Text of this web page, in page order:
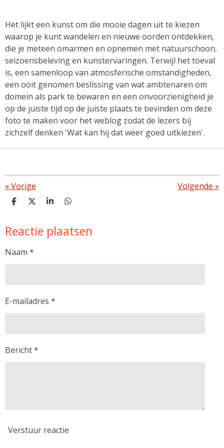
Het lijkt een kunst om die mooie dagen uit te kiezen
waarop je kunt wandelen en nieuwe oorden ontdekken,
die je meteen omarmen en opnemen met natuurschoon,
seizoensbeleving en kunstervaringen. Terwijl het toeval
is, een samenloop van atmosferische omstandigheden,
een ooit genomen beslissing van wat ambtenaren om
domein als park te bewaren en een onvoorzienigheid je
op de juiste tijd op de juiste plaats te bevinden om deze
foto te maken voor het weblog zodat de lezers bij
zichzelf denken 'Wat kan hij dat weer goed uitkiezen'.
«Vorige Volgende »
D
e
n
D
l
S
r
e
D
e
n
Reactie plaatsen
Naam *
E-mailadres *
Bericht *
Verstuur reactie